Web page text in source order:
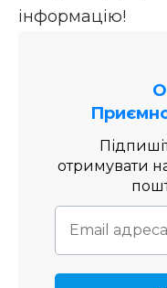
інформацію!
отримувати